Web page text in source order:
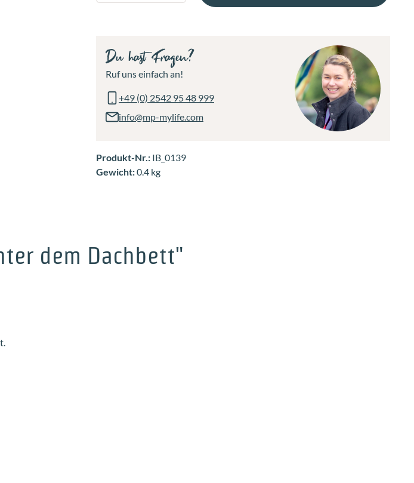
Du hast Fragen?
Ruf uns einfach an!
+49 (0) 2542 95 48 999
info@mp-mylife.com
Produkt-Nr.: IB_0139
Gewicht:0.4 kg
dem Dachbett"